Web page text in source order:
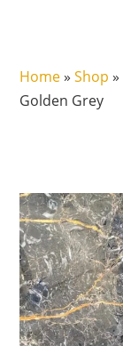
Home»Shop »
Golden Grey